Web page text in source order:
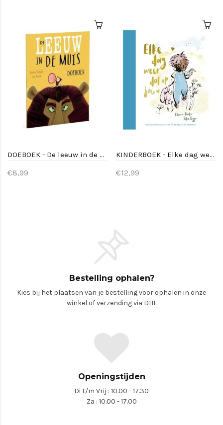
DOEBOEK - De leeuw in de muis
€8,99
KINDERBOEK - Elke dag weer dol op jou
€12,99
Bestelling ophalen?
Kies bij het plaatsen van je bestelling voor ophalen in onze
winkel of verzending via DHL
Openingstijden
Di t/m Vrij : 10.00 - 17.30
Za : 10.00 - 17.00